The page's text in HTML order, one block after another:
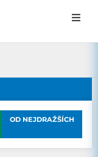
OD NEJDRAŽŠÍCH